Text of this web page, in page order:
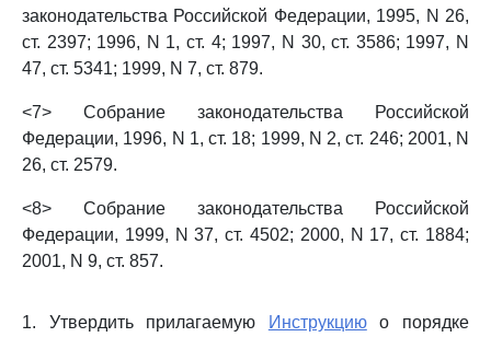
законодательства Российской Федерации, 1995, N 26,
ст. 2397; 1996, N 1, ст. 4; 1997, N 30, ст. 3586; 1997, N
47, ст. 5341; 1999, N 7, ст. 879.
<7> Собрание законодательства Российской
Федерации, 1996, N 1, ст. 18; 1999, N 2, ст. 246; 2001, N
26, ст. 2579.
<8> Собрание законодательства Российской
Федерации, 1999, N 37, ст. 4502; 2000, N 17, ст. 1884;
2001, N 9, ст. 857.
1. Утвердить прилагаемую Инструкциюо порядке